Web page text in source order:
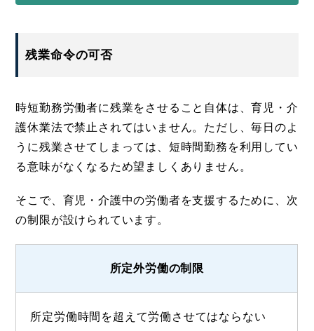
残業命令の可否
時短勤務労働者に残業をさせること自体は、育児・介
護休業法で禁止されてはいません。ただし、毎日のよ
うに残業させてしまっては、短時間勤務を利用してい
る意味がなくなるため望ましくありません。
そこで、育児・介護中の労働者を支援するために、次
の制限が設けられています。
所定外労働の制限
所定労働時間を超えて労働させてはならない